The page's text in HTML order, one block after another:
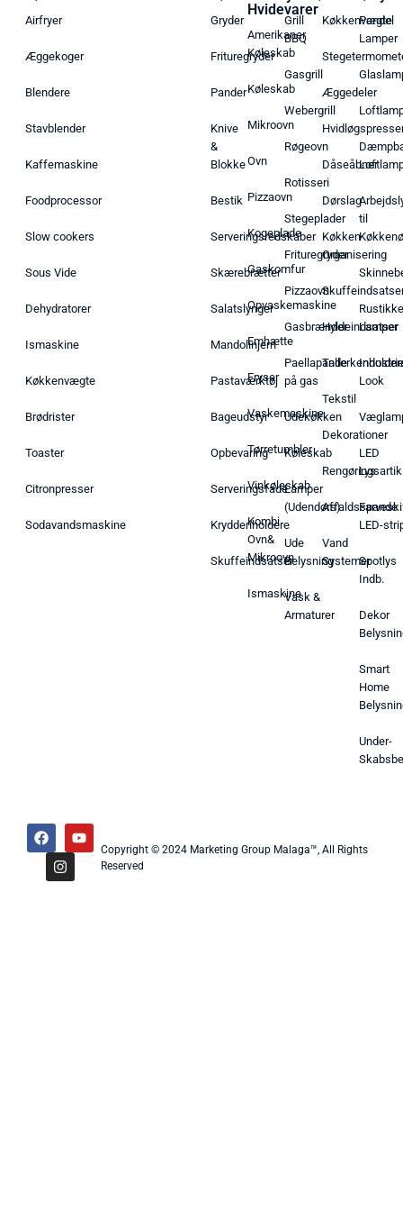
Airfryer
Æggekoger
Blendere
Stavblender
Kaffemaskine
Foodprocessor
Slow cookers
Sous Vide
Dehydratorer
Ismaskine
Køkkenvægte
Brødrister
Toaster
Citronpresser
Sodavandsmaskine
Gryder
Frituregryder
Pander
Knive
&
Blokke
Bestik
Serveringsredskaber
Skærebrætter
Salatslynger
Mandolinjern
Pastaværktøj
Bageudstyr
Opbevaring
Serveringsfade
Krydderiholdere
Skuffeindsatser
Hvidevarer
Amerikaner
Køleskab
Køleskab
Mikroovn
Ovn
Pizzaovn
Kogeplade
Gaskomfur
Opvaskemaskine
Emhætte
Fryser
Vaskemaskine
Tørretumbler
Vinkøleskab
Kombi
Ovn&
Mikroovn
Ismaskine
Grill
BBQ
Gasgrill
Webergrill
Røgeovn
Rotisseri
Stegeplader
Frituregryder
Pizzaovn
Gasbrænder
Paellapande
på gas
Udekøkken
Køleskab
Lamper
(Udendørs)
Ude
Belysning
Vask &
Armaturer
Køkkenvægte
Æggedeler
Dåseåbner
Dørslag
Køkken
Organisering
Hyldeindsatser
Tekstil
Dekorationer
Affaldsspande
Vand
Systemer
Pendel
Lamper
til
Rustikke
Lamper
Look
LED
Lys
LED-
Spotlys
Indb.
Dekor
Smart
Home
Under-
Copyright © 2024 Marketing Group Malaga™, All Rights
Reserved